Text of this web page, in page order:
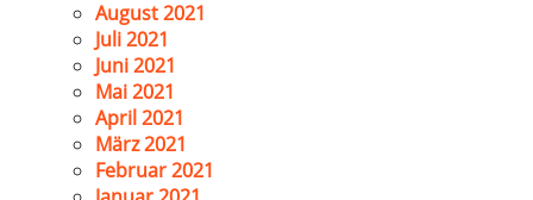
August 2021
Juli 2021
Juni 2021
Mai 2021
April 2021
März 2021
Februar 2021